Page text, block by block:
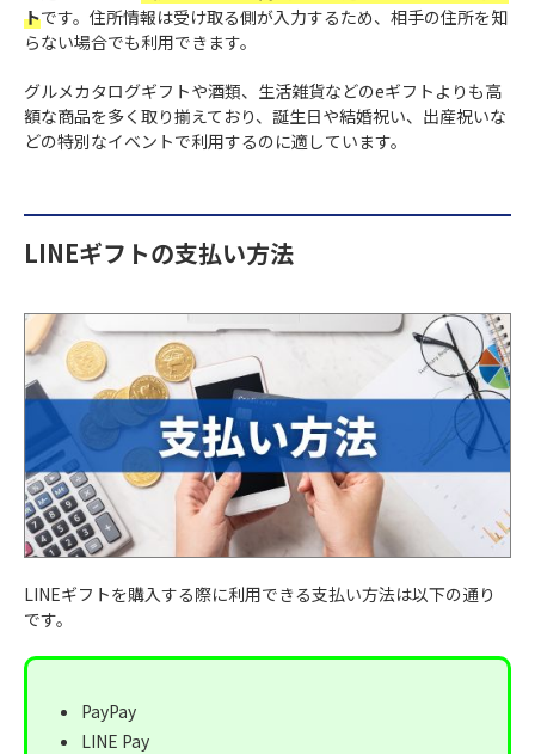
トです。住所情報は受け取る側が入力するため、相手の住所を知
らない場合でも利用できます。
グルメカタログギフトや酒類、生活雑貨などのeギフトよりも高
額な商品を多く取り揃えており、誕生日や結婚祝い、出産祝いな
どの特別なイベントで利用するのに適しています。
LINEギフトの支払い方法
LINEギフトを購入する際に利用できる支払い方法は以下の通り
です。
PayPay
LINE Pay